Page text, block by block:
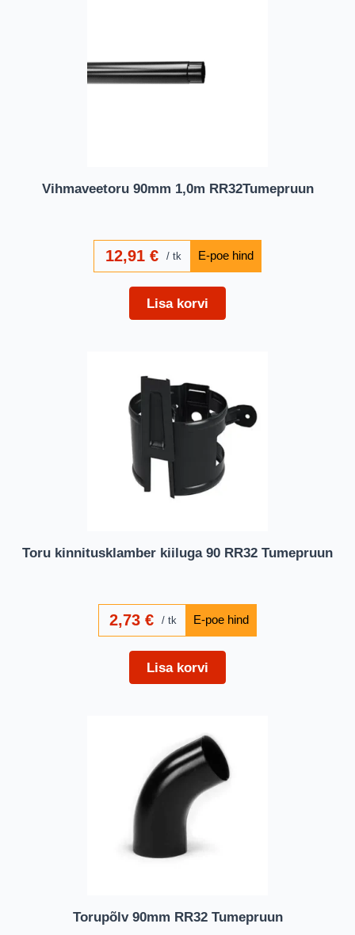
Vihmaveetoru 90mm 1,0m RR32Tumepruun
12,91 € tk
Lisa korvi
Toru kinnitusklamber kiiluga 90 RR32 Tumepruun
2,73€ tk
Lisa korvi
Torupõlv 90mm RR32 Tumepruun